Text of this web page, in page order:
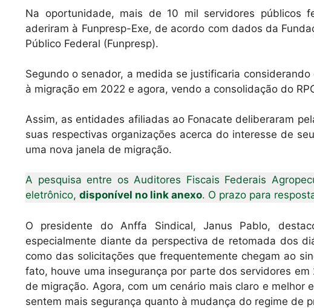
Na oportunidade, mais de 10 mil servidores públicos
aderiram à Funpresp-Exe, de acordo com dados da
Público Federal (Funpresp).
Segundo o senador, a medida se justificaria
à migração em 2022 e agora, vendo a consolidação do
Assim, as entidades afiliadas ao Fonacate deliberaram
suas respectivas organizações acerca do interesse de
uma nova janela de migração.
A pesquisa entre os Auditores Fiscais Federais
eletrônico, disponível no link anexo. O prazo para
O presidente do Anffa Sindical, Janus Pablo,
especialmente diante da perspectiva de retomada dos
como das solicitações que frequentemente chegam ao
fato, houve uma insegurança por parte dos servidores
de migração. Agora, com um cenário mais claro e melhor
sentem mais segurança quanto à mudança do regime de